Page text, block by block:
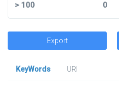
>100 0
Export
KeyWords
URl